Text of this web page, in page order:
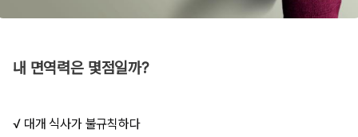
내 면역력은 몇점일까?
√ 대개 식사가 불규칙하다